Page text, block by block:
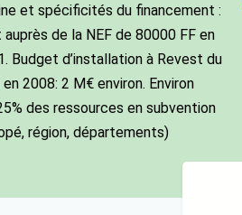
et spécificités du financement :
auprès de la NEF de 80000 FF en
Budget d’installation à Revest du
en 2008: 2 M€ environ. Environ
des ressources en subvention
région, départements)